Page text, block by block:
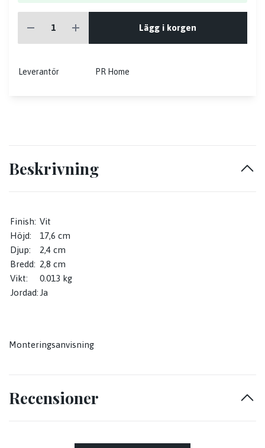
Lägg i korgen
Leverantör PR Home
Beskrivning
Finish: Vit
Höjd:
17,6 cm
Djup:
2,4 cm
Bredd: 2,8 cm
Vikt:
0.013 kg
Jordad: Ja
Monteringsanvisning
Recensioner